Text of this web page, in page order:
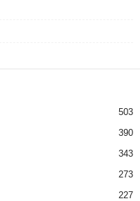
503
390
343
273
227